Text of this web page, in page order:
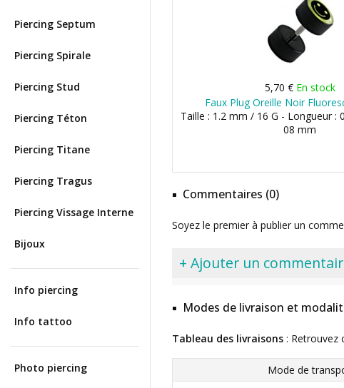
Piercing Septum
Piercing Spirale
Piercing Stud
Piercing Téton
Piercing Titane
Piercing Tragus
Piercing Vissage Interne
Bijoux
Info piercing
Info tattoo
Photo piercing
5,70 € En stock
Faux Plug Oreille Noir
Taille : 1.2 mm / 16 G - Longueur :
08 mm
Commentaires (0)
Soyez le premier à publier un
+ Ajouter un
Modes de livraison et
Tableau des livraisons : Retrouvez
Mode de